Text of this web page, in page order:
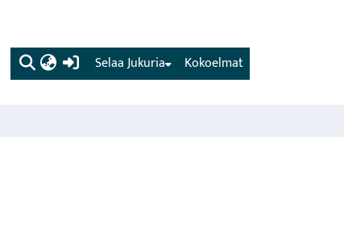
(current) Kokoelmat
Selaa Jukuria